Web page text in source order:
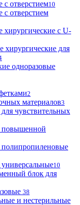
отверстием10
отверстием
с U-
хирургические для
одноразовые
2
материалов3
чувствительных
повышенной
полипропиленовые
10
блок для
38
и нестерильные